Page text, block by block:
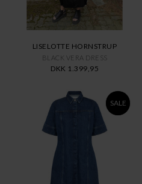
LISELOTTE HORNSTRUP
BLACK VERA DRESS
DKK 1.399,95
SALE